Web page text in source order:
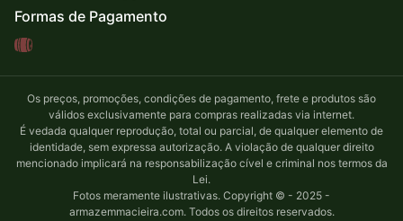
Formas de Pagamento
Os preços, promoções, condições de pagamento, frete e produtos são
válidos exclusivamente para compras realizadas via internet.
É vedada qualquer reprodução, total ou parcial, de qualquer elemento de
identidade, sem expressa autorização. A violação de qualquer direito
mencionado implicará na responsabilização cível e criminal nos termos da
Lei.
Fotos meramente ilustrativas. Copyright © - 2025 -
armazemmacieira.com. Todos os direitos reservados.